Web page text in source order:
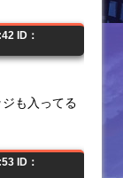
ID：
も入ってる
ID：